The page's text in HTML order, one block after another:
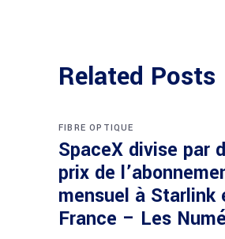
Related Posts
FIBRE OPTIQUE
SpaceX divise par
prix de
mensuel à Starlink
France – Les